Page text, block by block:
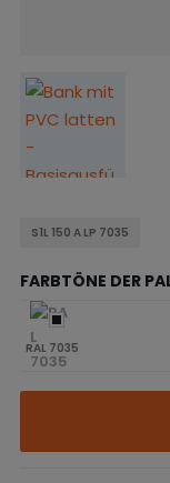
S1L 150 A LP 7035
FARBTÖNE DER
RAL 7035